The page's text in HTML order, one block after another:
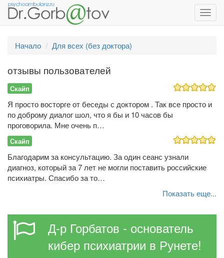
Начало
Для всех (без доктора)
отзывы пользователей
Скайп
Я просто восторге от беседы с доктором . Так все просто и
по доброму диалог шол, что я бы и 10 часов бы
проговорила. Мне очень п…
Скайп
Благодарим за консультацию. За один сеанс узнали
диагноз, который за 7 лет не могли поставить российские
психиатры. Спасибо за то…
Показать еще...
Д-р Горбатов - основатель
кибер психиатрии в Рунете!